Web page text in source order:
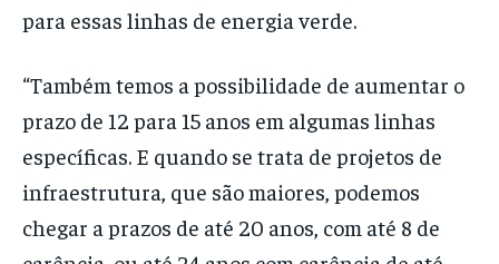
para essas linhas de energia verde.
“Também temos a possibilidade de aumentar o
prazo de 12 para 15 anos em algumas linhas
específicas. E quando se trata de projetos de
infraestrutura, que são maiores, podemos
chegar a prazos de até 20 anos, com até 8 de